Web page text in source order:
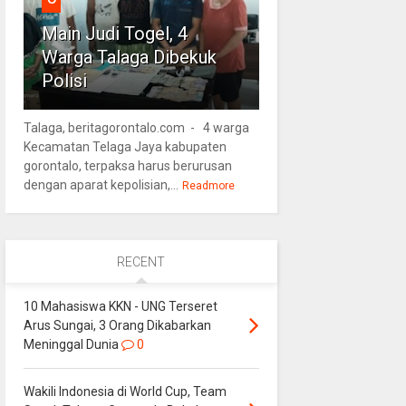
Main Judi Togel, 4
Warga Talaga Dibekuk
Polisi
Talaga, beritagorontalo.com - 4 warga
Kecamatan Telaga Jaya kabupaten
gorontalo, terpaksa harus berurusan
dengan aparat kepolisian,...
Readmore
RECENT
10 Mahasiswa KKN - UNG Terseret
Arus Sungai, 3 Orang Dikabarkan
Meninggal Dunia
0
Wakili Indonesia di World Cup, Team